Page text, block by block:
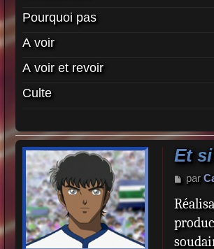
Pourquoi pas
A voir
A voir et revoir
Culte
Et
M
s
a
g
par